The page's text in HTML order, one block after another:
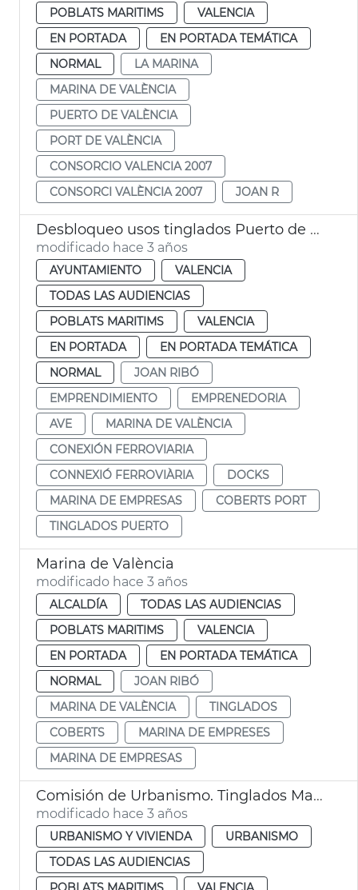
POBLATS MARITIMS
VALENCIA
EN PORTADA
EN PORTADA TEMÁTICA
NORMAL
LA MARINA
MARINA DE VALÈNCIA
PUERTO DE VALÈNCIA
PORT DE VALÈNCIA
CONSORCIO VALENCIA 2007
CONSORCI VALÈNCIA 2007
JOAN R
Desbloqueo usos tinglados Puerto de València
modificado hace 3 años
AYUNTAMIENTO
VALENCIA
TODAS LAS AUDIENCIAS
POBLATS MARITIMS
VALENCIA
EN PORTADA
EN PORTADA TEMÁTICA
NORMAL
JOAN RIBÓ
EMPRENDIMIENTO
EMPRENEDORIA
AVE
MARINA DE VALÈNCIA
CONEXIÓN FERROVIARIA
CONNEXIÓ FERROVIÀRIA
DOCKS
MARINA DE EMPRESAS
COBERTS PORT
TINGLADOS PUERTO
Marina de València
modificado hace 3 años
ALCALDÍA
TODAS LAS AUDIENCIAS
POBLATS MARITIMS
VALENCIA
EN PORTADA
EN PORTADA TEMÁTICA
NORMAL
JOAN RIBÓ
MARINA DE VALÈNCIA
TINGLADOS
COBERTS
MARINA DE EMPRESES
MARINA DE EMPRESAS
Comisión de Urbanismo. Tinglados Marina
modificado hace 3 años
URBANISMO Y VIVIENDA
URBANISMO
TODAS LAS AUDIENCIAS